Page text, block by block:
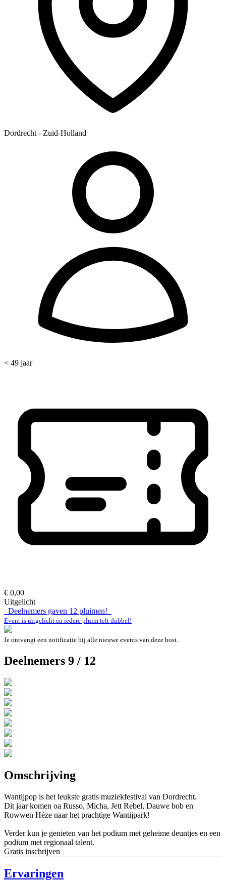
Dordrecht - Zuid-Holland
< 49 jaar
€ 0,00
Uitgelicht
Deelnemers gaven 12 pluimen!
Event is uitgelicht en iedere pluim telt dubbel!
Je ontvangt een notificatie bij alle nieuwe events van deze host.
Deelnemers 9 / 12
Omschrijving
Wantijpop is het leukste gratis muziekfestival van Dordrecht.
Dit jaar komen oa Russo, Micha, Jett Rebel, Dauwe bob en
Rowwen Hèze naar het prachtige Wantijpark!
Verder kun je genieten van het podium met geheime deuntjes en een
podium met regionaal talent.
Gratis inschrijven
Ervaringen